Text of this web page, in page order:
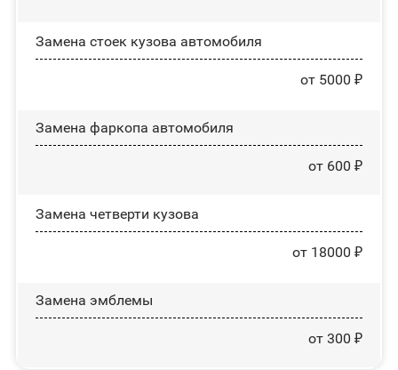
Замена стоек кузова автомобиля
от 5000 ₽
Замена фаркопа автомобиля
от 600 ₽
Замена четверти кузова
от 18000 ₽
Замена эмблемы
от 300 ₽